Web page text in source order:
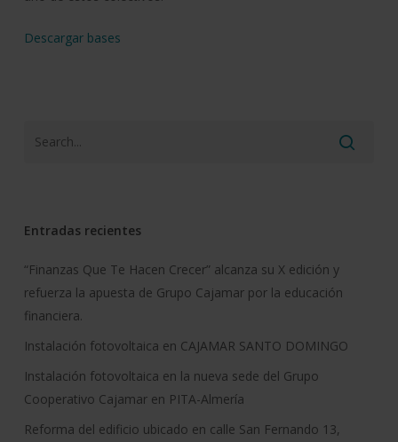
Descargar bases
Entradas recientes
“Finanzas Que Te Hacen Crecer” alcanza su X edición y
refuerza la apuesta de Grupo Cajamar por la educación
financiera.
Instalación fotovoltaica en CAJAMAR SANTO DOMINGO
Instalación fotovoltaica en la nueva sede del Grupo
Cooperativo Cajamar en PITA-Almería
Reforma del edificio ubicado en calle San Fernando 13,